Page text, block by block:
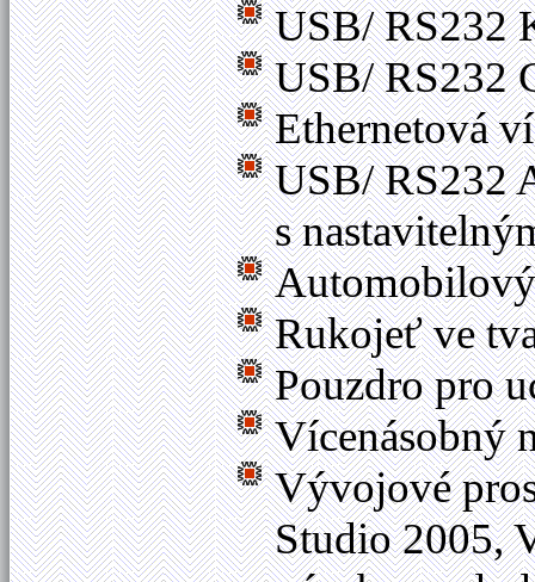
USB/ RS232
USB/ RS232
Ethernetová
USB/ RS232
s
Rukojeť ve
Pouzdro pro
Vícenásobný
Vývojové
Studio 2005,